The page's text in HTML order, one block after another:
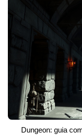
Dungeon: guia